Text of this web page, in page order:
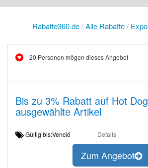
Rabatte360.de/Alle Rabatte/
20 Personen mögen dieses Angebot
Bis zu 3% Rabatt auf Hot
ausgewählte Artikel
Gültig bis:Venció Details
Zum Angebot